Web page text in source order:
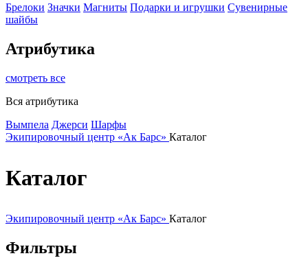
Брелоки Значки Магниты Подарки и игрушки Сувенирные
шайбы
Атрибутика
смотреть все
Вся атрибутика
Вымпела Джерси Шарфы
Экипировочный центр «Ак Барс» Каталог
Каталог
Экипировочный центр «Ак Барс» Каталог
Фильтры